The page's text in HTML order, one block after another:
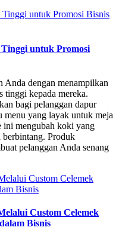
untuk Promosi
Anda dengan menampilkan
tinggi kepada mereka.
bagi pelanggan dapur
menu yang layak untuk meja
ini mengubah koki yang
Produk
pelanggan Anda senang
Custom Celemek
Bisnis